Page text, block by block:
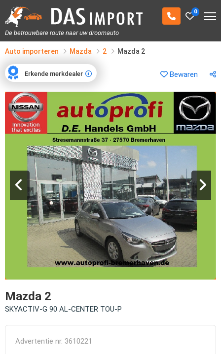
0
De betrouwbare route naar uw droomauto
Auto importeren Mazda 2 Mazda 2
Bewaren
Erkende merkdealer
Erkende merkdealer
Mazda 2
SKYACTIV-G 90 AL-CENTER TOU-P
Advertentie nr. 3610221